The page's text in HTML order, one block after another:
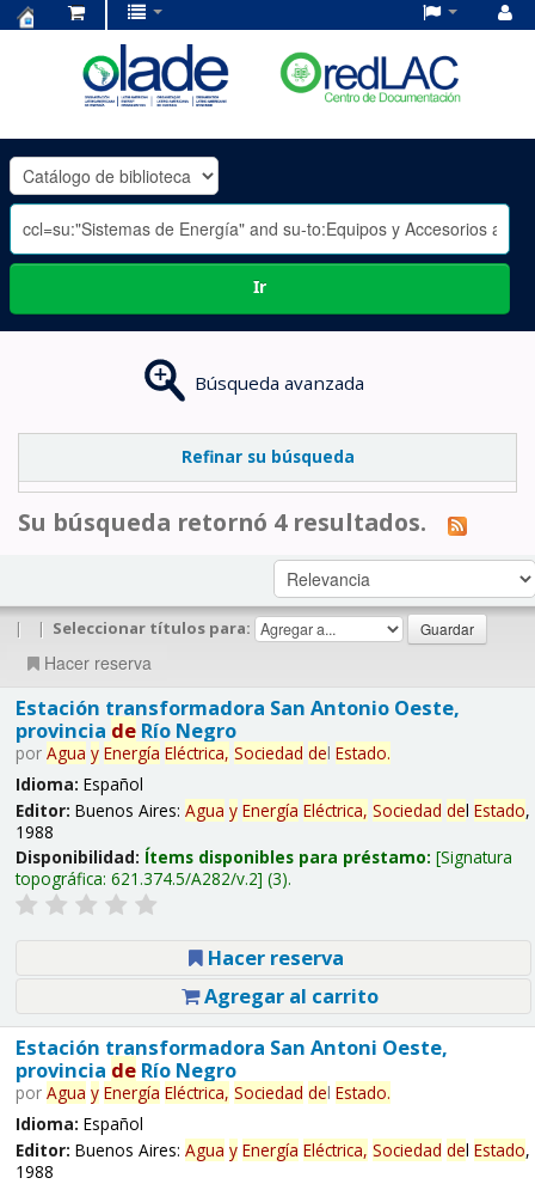
OLADE
-
Ir
Búsqueda avanzada
Refinar su búsqueda
Su búsqueda retornó 4 resultados.
| | Seleccionar títulos para:
Hacer reserva
Estación transformadora San Antonio Oeste,
provincia deRío Negro
por Agua y Energía Eléctrica, Sociedad del Estado.
Idioma: Español
Editor: Buenos Aires: Agua y Energía Eléctrica, Sociedad del Estado,
1988
Disponibilidad: Ítems disponibles para préstamo: Signatura
topográfica: 621.374.5/A282/v.2 (3).
Hacer reserva
Agregar al carrito
Estación transformadora San Antoni Oeste,
provincia deRío Negro
por Agua y Energía Eléctrica, Sociedad del Estado.
Idioma: Español
Editor: Buenos Aires: Agua y Energía Eléctrica, Sociedad del Estado,
1988